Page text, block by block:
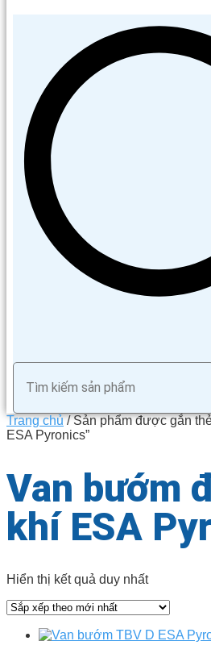
Trang chủ/ Sản phẩm được gắn
ESA Pyronics”
Van bướm
khí ESA
Hiển thị kết quả duy nhất